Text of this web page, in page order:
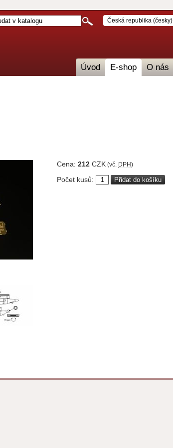
Cena: 212 CZK (vč. DPH)
Počet kusů:
Úvod E-shop O nás
Česká republika (česky)